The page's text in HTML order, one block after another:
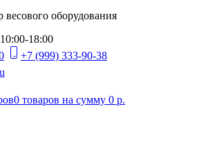
оборудования
18:00
+7 (999) 333-90-38
0 товаров на сумму 0 р.